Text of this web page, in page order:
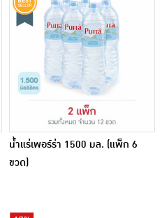
น้ำแร่เพอร์ร่า 1500 มล. (แพ็ก 6
ขวด)